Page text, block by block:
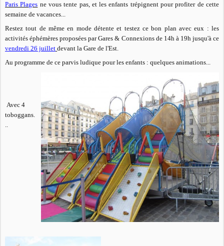
Paris Plages ne vous tente pas, et les enfants trépignent pour profiter de cette
semaine de vacances...
Restez tout de même en mode détente et testez ce bon plan avec eux : les
activités éphémères proposées par Gares & Connexions de 14h à 19h jusqu'à ce
vendredi 26 juillet devant la Gare de l'Est.
Au programme de ce parvis ludique pour les enfants : quelques animations...
Avec 4
toboggans.